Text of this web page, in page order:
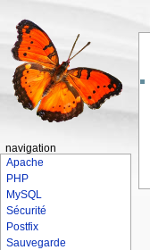
navigation
Apache
PHP
MySQL
Sécurité
Postfix
Sauvegarde